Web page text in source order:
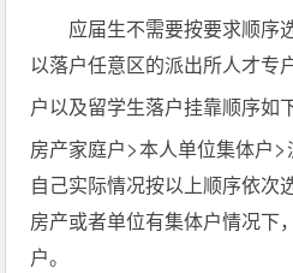
应届生不需要按要求顺序
以落户任意区的派出所人才专
户以及留学生落户挂靠顺序如
房产家庭户 >本人单位集体户 >
自己实际情况按以上顺序依次
房产或者单位有集体户情况下
户。